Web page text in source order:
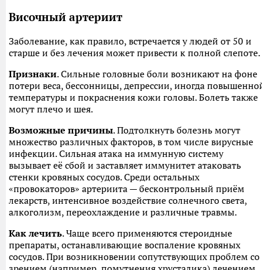
Височный артериит
Заболевание, как правило, встречается у людей от 50 и
старше и без лечения может привести к полной слепоте.
Признаки. Сильные головные боли возникают на фоне
потери веса, бессонницы, депрессии, иногда
температуры и покраснения кожи головы. Болеть также
могут плечо и шея.
Возможные причины. Подтолкнуть болезнь могут
множество различных факторов, в том числе вирусные
инфекции. Сильная атака на иммунную систему
вызывает её сбой и заставляет иммунитет атаковать
стенки кровяных сосудов. Среди остальных
«провокаторов» артериита — бесконтрольный приём
лекарств, интенсивное воздействие солнечного света,
алкоголизм, переохлаждение и различные травмы.
Как лечить. Чаще всего применяются стероидные
препараты, останавливающие воспаление кровяных
сосудов. При возникновении сопутствующих проблем со